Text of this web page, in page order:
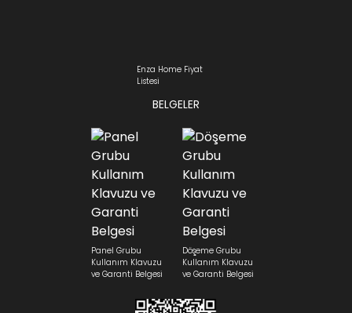
Enza Home Fiyat
Listesi
BELGELER
Panel Grubu
Kullanım Klavuzu
ve Garanti Belgesi
Döşeme Grubu
Kullanım Klavuzu
ve Garanti Belgesi